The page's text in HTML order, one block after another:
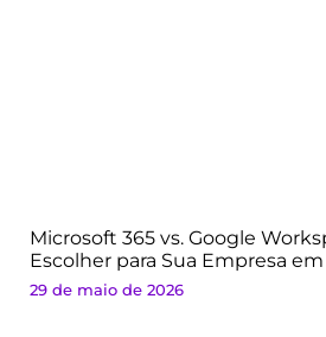
Microsoft 365 vs. Google
Escolher para Sua Empresa
29 de maio de 2026